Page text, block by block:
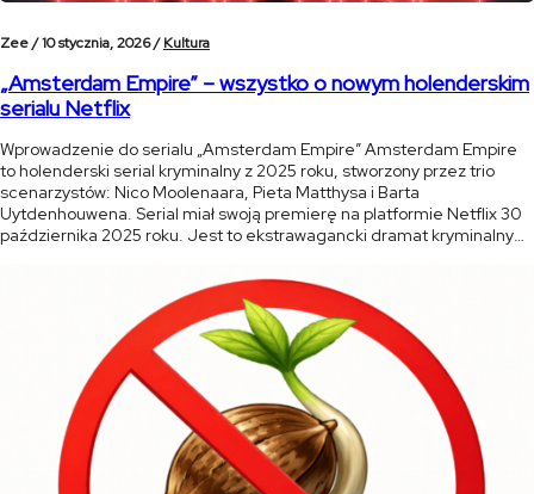
Zee /10 stycznia, 2026 /Kultura
„Amsterdam Empire” – wszystko o nowym holenderskim
serialu Netflix
Wprowadzenie do serialu „Amsterdam Empire” Amsterdam Empire
to holenderski serial kryminalny z 2025 roku, stworzony przez trio
scenarzystów: Nico Moolenaara, Pieta Matthysa i Barta
Uytdenhouwena. Serial miał swoją premierę na platformie Netflix 30
października 2025 roku. Jest to ekstrawagancki dramat kryminalny
konopnej. Serial łączy w sobie elementy dramatu rodzinnego, […]